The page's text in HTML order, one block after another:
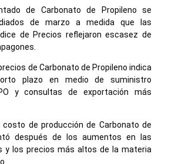
de Carbonato de Propileno se
de marzo a medida que las
de Precios reflejaron escasez de
de Carbonato de Propileno indica
plazo en medio de suministro
y consultas de exportación más
costo de producción de Carbonato de
después de los aumentos en las
y los precios más altos de la materia